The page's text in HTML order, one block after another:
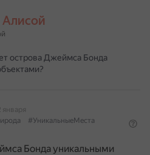
Алисой
острова Джеймса Бонда
января
#УникальныеМеста
Бонда уникальными